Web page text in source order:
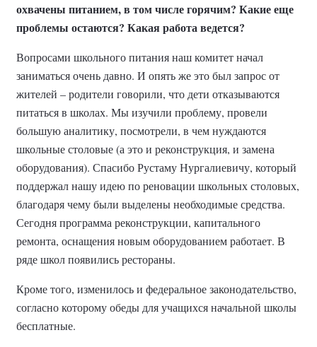
охвачены питанием, в том числе горячим? Какие еще
проблемы остаются? Какая работа ведется?
Вопросами школьного питания наш комитет начал
заниматься очень давно. И опять же это был запрос от
жителей – родители говорили, что дети отказываются
питаться в школах. Мы изучили проблему, провели
большую аналитику, посмотрели, в чем нуждаются
школьные столовые (а это и реконструкция, и замена
оборудования). Спасибо Рустаму Нургалиевичу, который
поддержал нашу идею по реновации школьных столовых,
благодаря чему были выделены необходимые средства.
Сегодня программа реконструкции, капитального
ремонта, оснащения новым оборудованием работает. В
ряде школ появились рестораны.
Кроме того, изменилось и федеральное законодательство,
согласно которому обеды для учащихся начальной школы
бесплатные.